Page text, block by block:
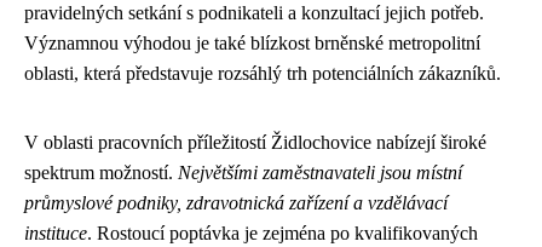
pravidelných setkání s podnikateli a konzultací jejich potřeb.
Významnou výhodou je také blízkost brněnské metropolitní
oblasti, která představuje rozsáhlý trh potenciálních zákazníků.
V oblasti pracovních příležitostí Židlochovice nabízejí široké
spektrum možností. Největšími zaměstnavateli jsou místní
průmyslové podniky, zdravotnická zařízení a vzdělávací
instituce. Rostoucí poptávka je zejména po kvalifikovaných